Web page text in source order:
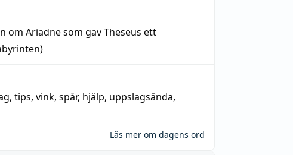
om Ariadne som gav Theseus ett
, tips, vink, spår, hjälp, uppslagsända,
Läs mer om dagens ord